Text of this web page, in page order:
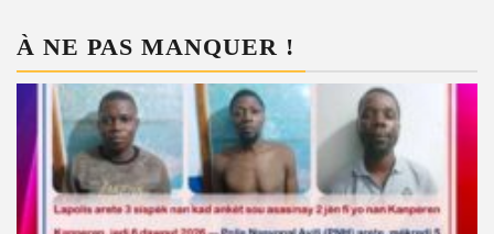
À NE PAS MANQUER !